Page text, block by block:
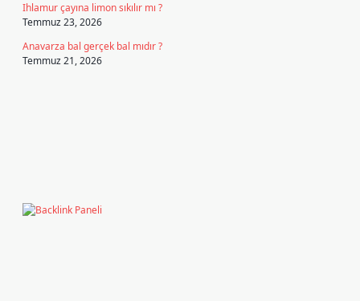
Ihlamur çayına limon sıkılır mı ?
Temmuz 23, 2026
Anavarza bal gerçek bal mıdır ?
Temmuz 21, 2026